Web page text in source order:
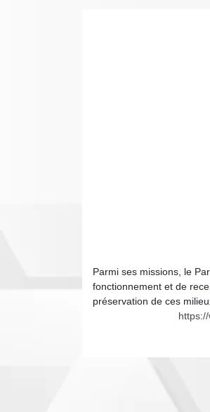
Parmi ses missions, le
fonctionnement et de
préservation de ces